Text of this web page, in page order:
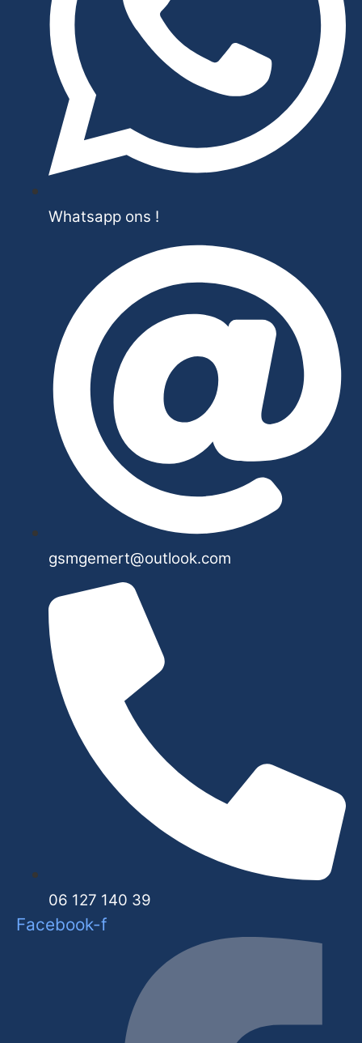
Whatsapp ons !
gsmgemert@outlook.com
06 127 140 39
Facebook-f